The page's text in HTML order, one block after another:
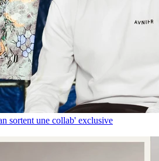
sortent une collab' exclusive